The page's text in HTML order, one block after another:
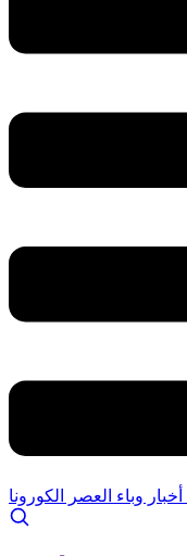
أخبار وباء العصر الكورونا